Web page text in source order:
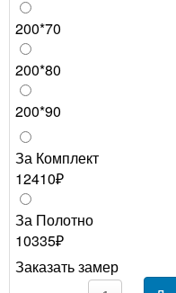
200*70
200*80
200*90
За Комплект
12410₽
За Полотно
10335₽
Заказать замер